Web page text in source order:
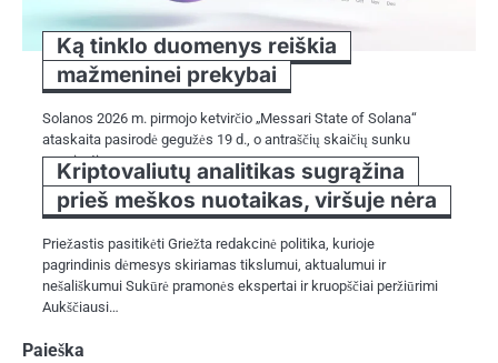
Ką tinklo duomenys reiškia
mažmeninei prekybai
Solanos 2026 m. pirmojo ketvirčio „Messari State of Solana“
ataskaita pasirodė gegužės 19 d., o antraščių skaičių sunku
nepaisyti: per…
Kriptovaliutų analitikas sugrąžina
prieš meškos nuotaikas, viršuje nėra
Priežastis pasitikėti Griežta redakcinė politika, kurioje
pagrindinis dėmesys skiriamas tikslumui, aktualumui ir
nešališkumui Sukūrė pramonės ekspertai ir kruopščiai peržiūrimi
Aukščiausi…
Paieška